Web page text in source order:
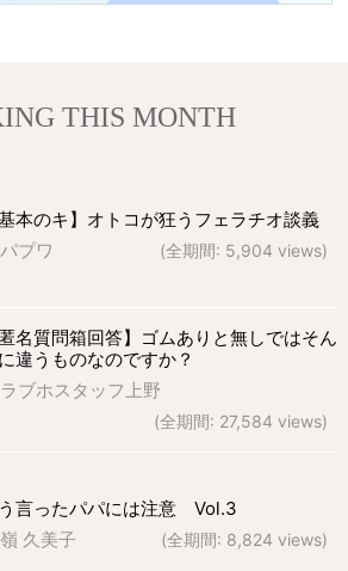
THIS MONTH
基本のキ】オトコが狂うフェラチオ談義
プワ
(全期間: 5,904 views)
匿名質問箱回答】ゴムありと無しではそん
違うものなのですか？
ブホスタッフ上野
(全期間: 27,584 views)
言ったパパには注意 Vol.3
久美子
(全期間: 8,824 views)